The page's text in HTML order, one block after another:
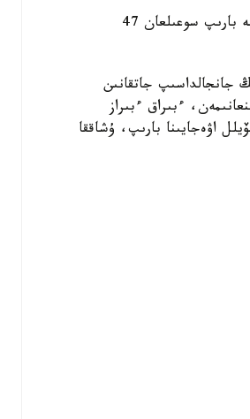
اپاتقا ۇشىراعان ۇشاق دۋەين جۇمىس ىستەيتىن كومپانيعا تيەسىلى. تەرگەۋشىلەر ۇيىنە بارىپ سوعىلعان 47
جانجالداسىپ جاتقانىن
ءبىراق ءبىراز
اۋەجايىنا بارىپ، ۇشاققا